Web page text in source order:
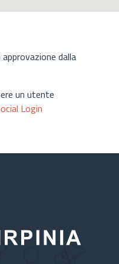
dalla
un utente
Login